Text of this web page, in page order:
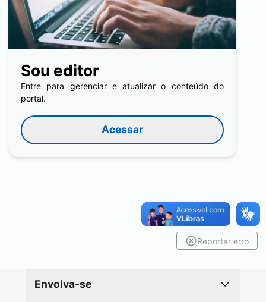
Sou editor
Entre para gerenciar e atualizar o conteúdo do
portal.
Acessar
Reportar erro
Envolva-se